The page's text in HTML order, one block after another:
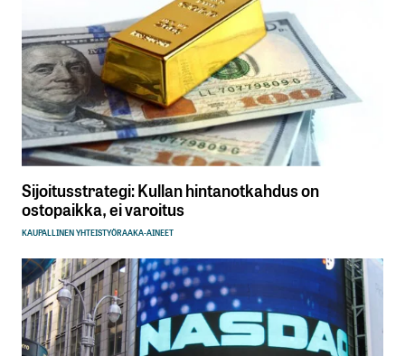
Sijoitusstrategi: Kullan hintanotkahdus on
ostopaikka, ei varoitus
KAUPALLINEN YHTEISTYÖRAAKA-AINEET